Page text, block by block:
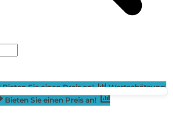
Bieten Sie einen Preis an!
Wertschätzung
Bieten Sie einen Preis an!